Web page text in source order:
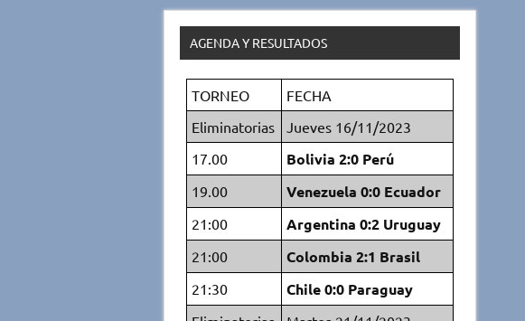
AGENDA Y RESULTADOS
TORNEO
FECHA
Eliminatorias
Jueves 16/11/2023
17.00
Bolivia 2:0 Perú
19.00 Venezuela 0:0 Ecuador
21:00 Argentina 0:2 Uruguay
21:00 Colombia 2:1 Brasil
21:30 Chile 0:0 Paraguay